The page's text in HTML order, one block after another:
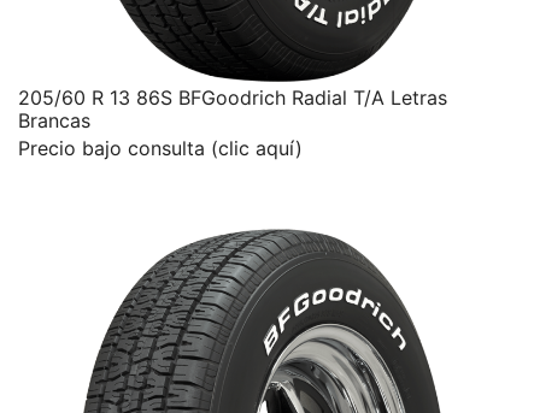
205/60 R 13 86S BFGoodrich Radial T/A Letras
Brancas
Precio bajo consulta (clic aquí)